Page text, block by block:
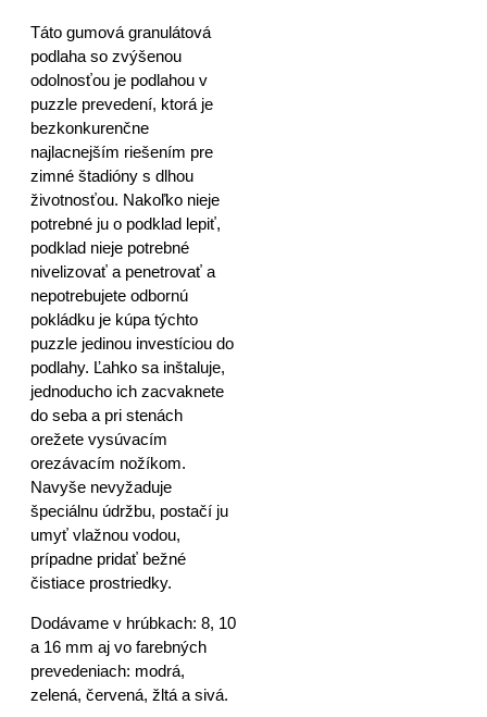
Táto gumová granulátová
podlaha so zvýšenou
odolnosťou je podlahou v
puzzle prevedení, ktorá je
bezkonkurenčne
najlacnejším riešením pre
zimné štadióny s dlhou
životnosťou. Nakoľko nieje
potrebné ju o podklad lepiť,
podklad nieje potrebné
nivelizovať a penetrovať a
nepotrebujete odbornú
pokládku je kúpa týchto
puzzle jedinou investíciou do
podlahy. Ľahko sa inštaluje,
jednoducho ich zacvaknete
do seba a pri stenách
orežete vysúvacím
orezávacím nožíkom.
Navyše nevyžaduje
špeciálnu údržbu, postačí ju
umyť vlažnou vodou,
prípadne pridať bežné
čistiace prostriedky.
Dodávame v hrúbkach: 8, 10
a 16 mm aj vo farebných
prevedeniach: modrá,
zelená, červená, žltá a sivá.